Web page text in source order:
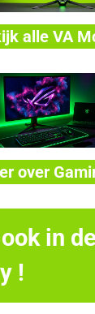
alle VA
over
in de
!